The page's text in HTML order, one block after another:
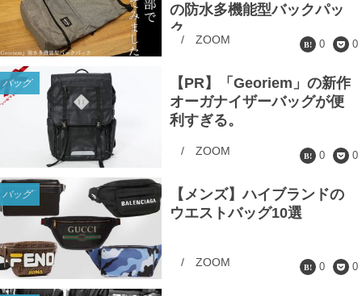
の防水多機能型バックパッ
ク
/ ZOOM 0 0
バッグ
【PR】「Georiem」の新作
オーガナイザーバッグが便
利すぎる。
/ ZOOM 0 0
バッグ
【メンズ】ハイブランドの
ウエストバッグ10選
/ ZOOM 0 0